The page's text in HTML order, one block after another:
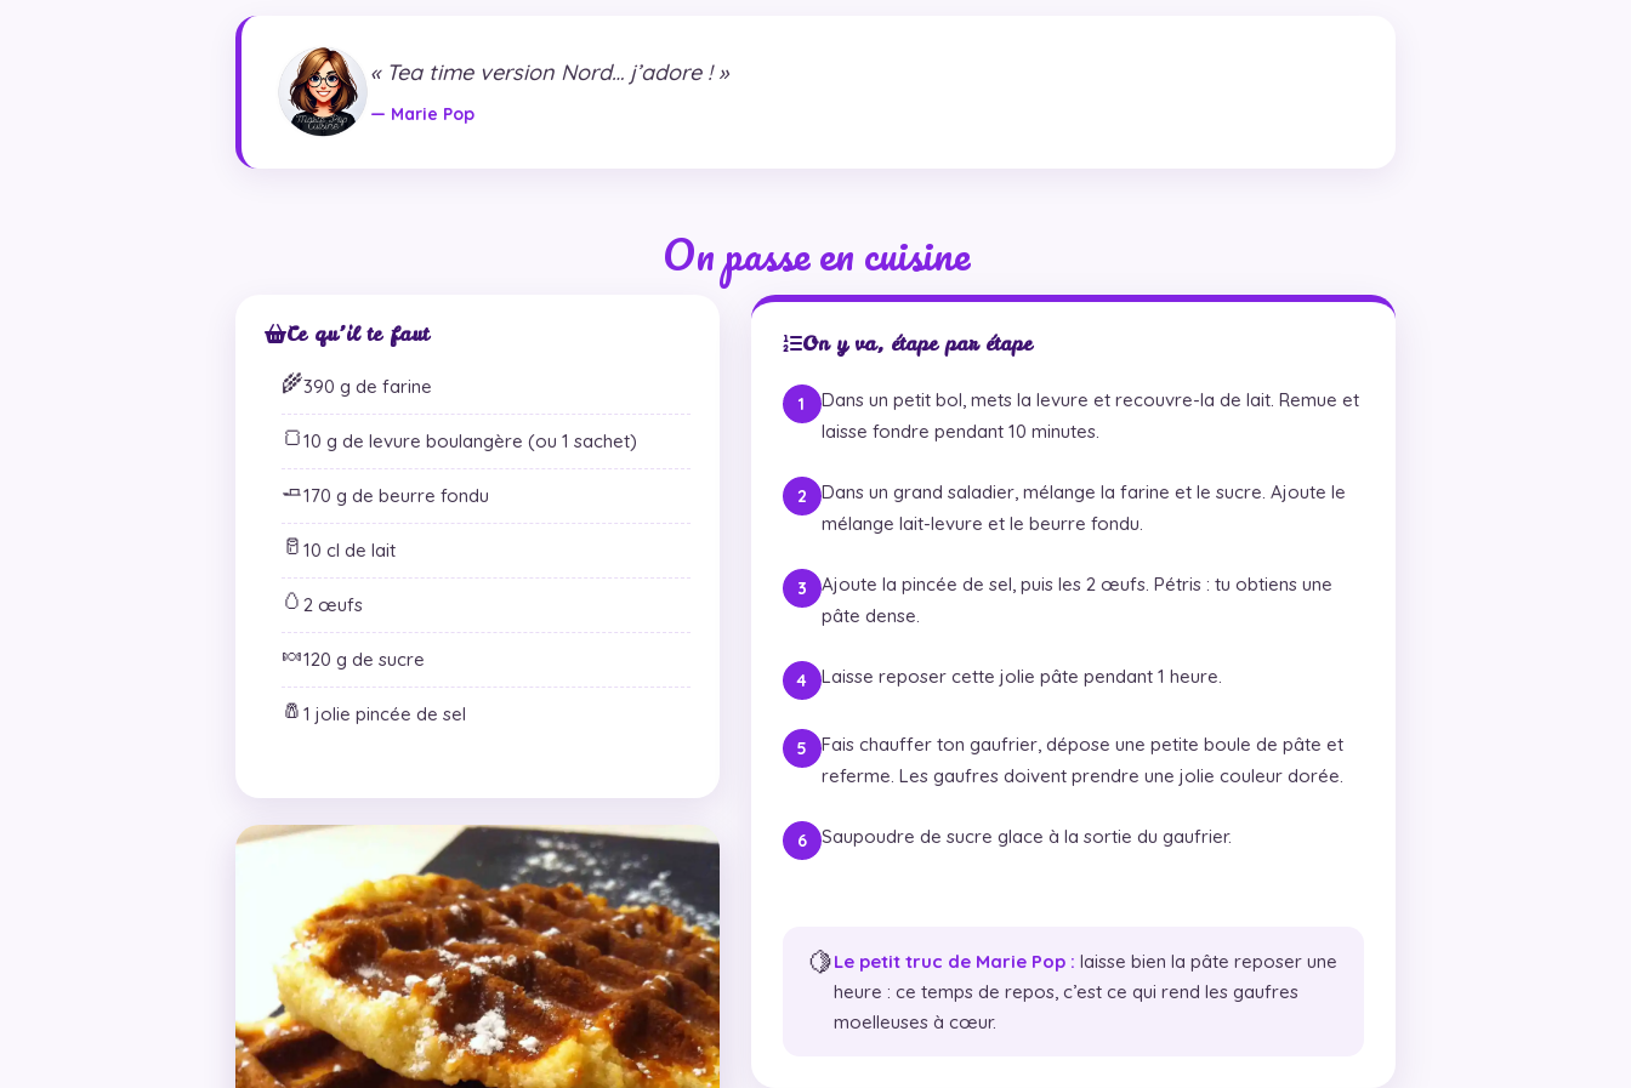
« Tea time version Nord… j’adore ! »
— Marie Pop
On passe en cuisine
Ce qu’il te faut
🌾390 g de farine
🍞10 g de levure boulangère (ou 1 sachet)
🧈170 g de beurre fondu
🥛 10 cl de lait
🥚 2 œufs
🍬120 g de sucre
🧂 1 jolie pincée de sel
On y va, étape par étape
Dans un petit bol, mets la levure et recouvre-la de lait. Remue et
laisse fondre pendant 10 minutes.
Dans un grand saladier, mélange la farine et le sucre. Ajoute le
mélange lait-levure et le beurre fondu.
Ajoute la pincée de sel, puis les 2 œufs. Pétris : tu obtiens une
pâte dense.
Laisse reposer cette jolie pâte pendant 1 heure.
Fais chauffer ton gaufrier, dépose une petite boule de pâte et
referme. Les gaufres doivent prendre une jolie couleur dorée.
Saupoudre de sucre glace à la sortie du gaufrier.
🍋Le petit truc de Marie Pop : laisse bien la pâte reposer une
heure : ce temps de repos, c’est ce qui rend les gaufres
moelleuses à cœur.